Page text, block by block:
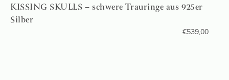
KISSING SKULLS – schwere Trauringe aus 925er
Silber
€539,00